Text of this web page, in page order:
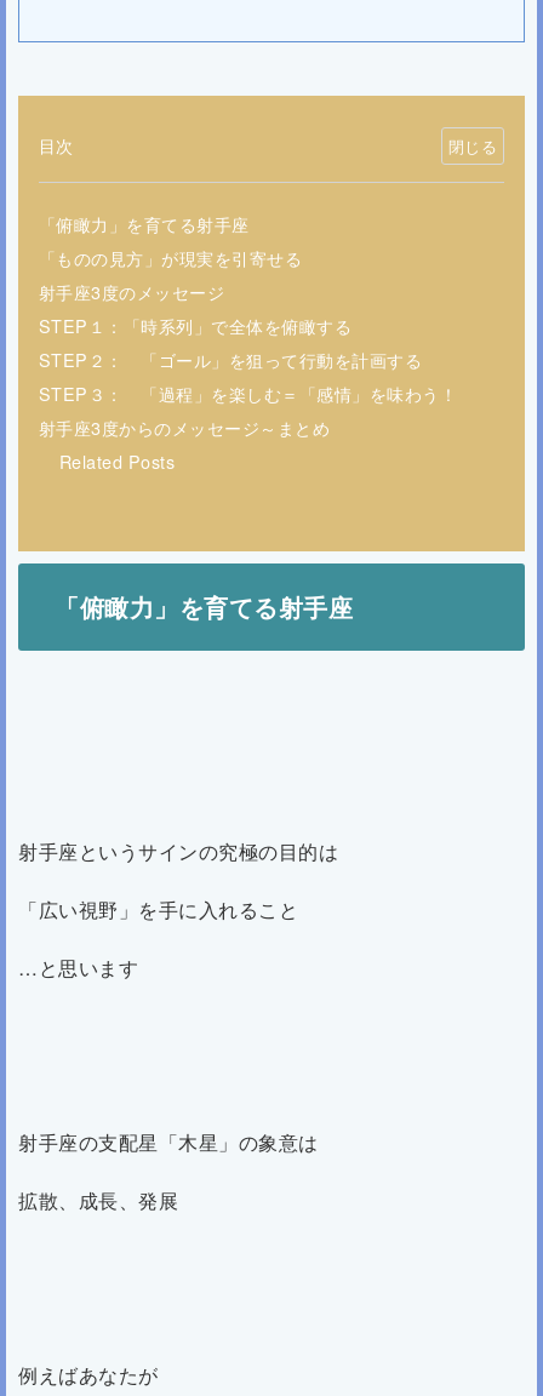
目次
「俯瞰力」を育てる射手座
「ものの見方」が現実を引寄せる
射手座3度のメッセージ
STEP１：「時系列」で全体を俯瞰する
STEP２： 「ゴール」を狙って行動を計画する
STEP３： 「過程」を楽しむ＝「感情」を味わう！
射手座3度からのメッセージ～まとめ
Related Posts
「俯瞰力」を育てる射手座
射手座というサインの究極の目的は
「広い視野」を手に入れること
…と思います
射手座の支配星「木星」の象意は
拡散、成長、発展
例えばあなたが